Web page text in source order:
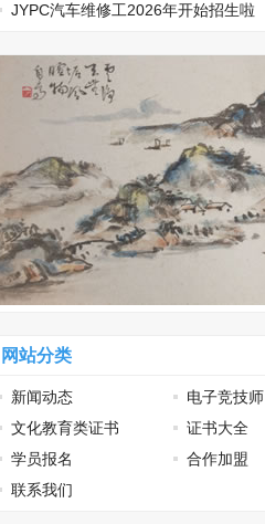
JYPC汽车维修工2026年开始招生啦
网站分类
新闻动态
电子竞技师
文化教育类证书
证书大全
学员报名
合作加盟
联系我们